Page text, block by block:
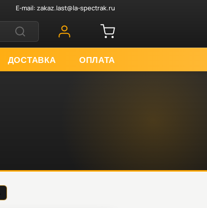
E-mail: zakaz.last@la-spectrak.ru
ДОСТАВКА ОПЛАТА